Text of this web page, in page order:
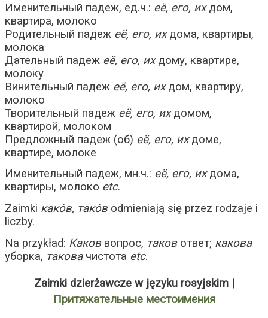
Именительный падеж, ед.ч.: её, его, ихдом,
квартира, молоко
Родительный падеж её, его, ихдома, квартиры,
молока
Дательный падеж её, его, ихдому, квартире,
молоку
Винительный падеж её, его, ихдом, квартиру,
молоко
Творительный падеж её, его, ихдомом,
квартирой, молоком
Предложный падеж (об) её, его, ихдоме,
квартире, молоке
Именительный падеж, мн.ч.: её, его, ихдома,
квартиры, молоко etc.
Zaimki како́в, тако́в odmieniają się przez rodzaje i
liczby.
Na przykład: Каковвопрос, таковответ; какова
уборка, таковачистота etc.
Zaimki dzierżawcze w języku rosyjskim |
Притяжательные местоимения